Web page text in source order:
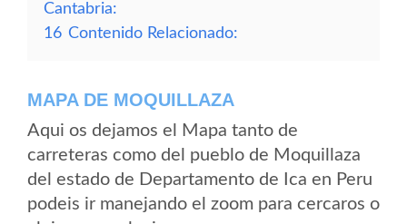
Cantabria:
16 Contenido Relacionado:
MAPA DE MOQUILLAZA
Aqui os dejamos el Mapa tanto de
carreteras como del pueblo de Moquillaza
del estado de Departamento de Ica en Peru
podeis ir manejando el zoom para cercaros o